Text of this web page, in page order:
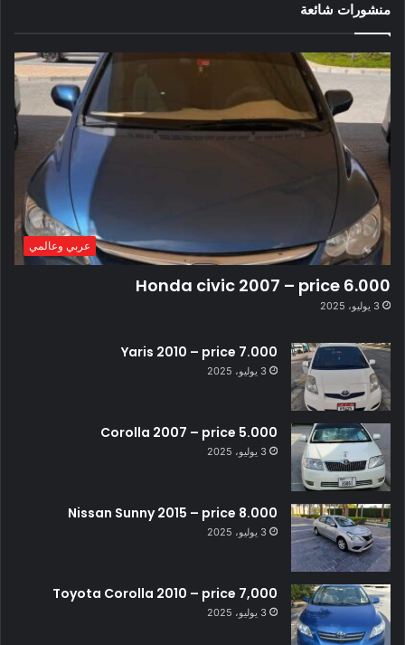
منشورات شائعة
عربي وعالمي
Honda civic 2007 – price 6.000
3 يوليو، 2025
Yaris 2010 – price 7.000
3 يوليو، 2025
Corolla 2007 – price 5.000
3 يوليو، 2025
Nissan Sunny 2015 – price 8.000
3 يوليو، 2025
Toyota Corolla 2010 – price 7,000
3 يوليو، 2025